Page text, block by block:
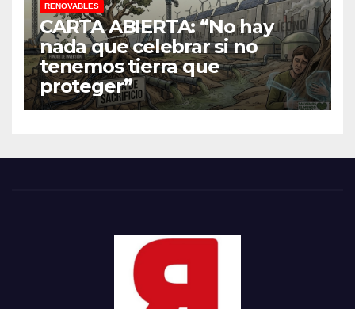
RENOVABLES
CARTA ABIERTA: “No hay
nada que celebrar si no
tenemos tierra que
proteger”